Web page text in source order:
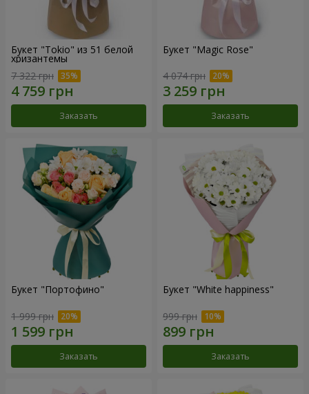
Букет "Tokio" из 51 белой
хризантемы
7 322 грн
Заказать
Букет "Magic Rose"
4 074 грн
Заказать
Букет "Портофино"
1 999 грн
Заказать
Букет "White happiness"
999 грн
Заказать